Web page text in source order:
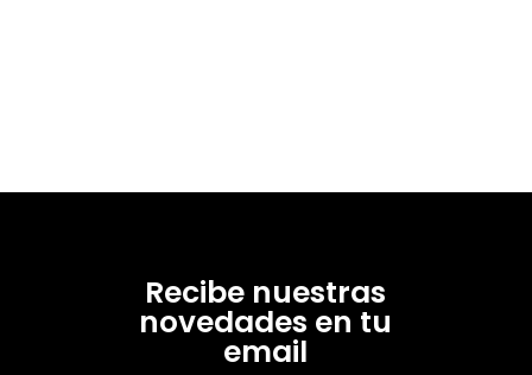
Recibe nuestras
novedades en tu
email